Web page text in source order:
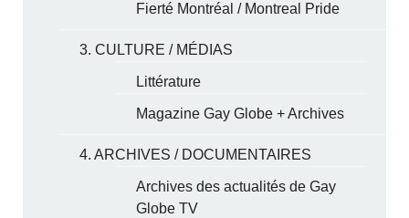
Fierté Montréal / Montreal Pride
3. CULTURE / MÉDIAS
Littérature
Magazine Gay Globe + Archives
4. ARCHIVES / DOCUMENTAIRES
Archives des actualités de Gay
Globe TV